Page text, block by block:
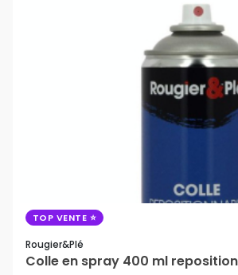
TOP VENTE
Rougier&plé
Colle en spray 400 ml